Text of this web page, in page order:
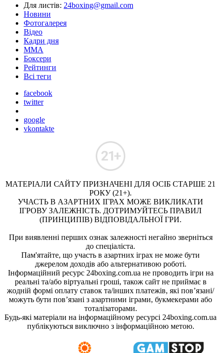
Для листів: 24boxing@gmail.com
Новини
Фотогалерея
Відео
Кадри дня
ММА
Боксери
Рейтинги
Всі теги
facebook
twitter
google
vkontakte
МАТЕРІАЛИ САЙТУ ПРИЗНАЧЕНІ ДЛЯ ОСІБ СТАРШЕ 21
РОКУ (21+).
УЧАСТЬ В АЗАРТНИХ ІГРАХ МОЖЕ ВИКЛИКАТИ
ІГРОВУ ЗАЛЕЖНІСТЬ. ДОТРИМУЙТЕСЬ ПРАВИЛ
(ПРИНЦИПІВ) ВІДПОВІДАЛЬНОЇ ГРИ.
При виявленні перших ознак залежності негайно зверніться
до спеціаліста.
Пам'ятайте, що участь в азартних іграх не може бути
джерелом доходів або альтернативою роботі.
Інформаційний ресурс 24boxing.com.ua не проводить ігри на
реальні та/або віртуальні гроші, також сайт не приймає в
жодній формі оплату ставок та/інших платежів, які пов’язані/
можуть бути пов’язані з азартними іграми, букмекерами або
тоталізаторами.
Будь-які матеріали на інформаційному ресурсі 24boxing.com.ua
публікуються виключно з інформаційною метою.